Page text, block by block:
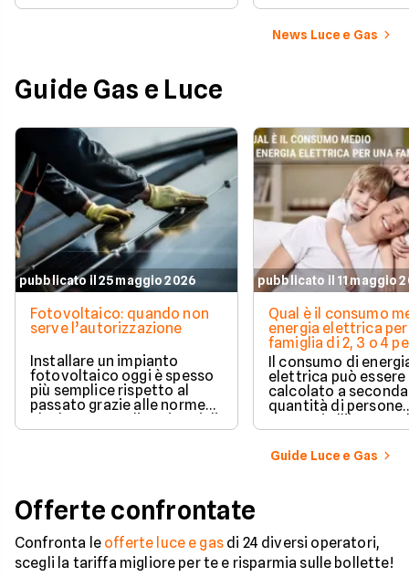
News Luce e Gas
Guide Gas e Luce
pubblicato il 25 maggio 2026
Fotovoltaico: quando non
serve l’autorizzazione
Installare un impianto
fotovoltaico oggi è spesso
più semplice rispetto al
passato grazie alle norme
che hanno ampliato i casi di
edilizia libera.
pubblicato il 11 maggio
Qual è il consumo
energia elettrica per
famiglia di 2, 3 o 4
Il consumo di
elettrica può essere
calcolato a
quantità di persone
presenti all'interno
determinato
numerosi i fattori
influenzano questo
Guide Luce e Gas
Offerte confrontate
Confronta le offerte luce e gasdi 24 diversi operatori,
scegli la tariffa migliore per te e risparmia sulle bollette!